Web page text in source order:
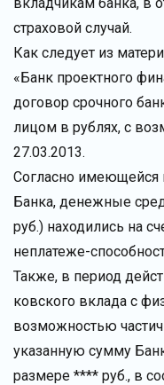
страховой случай.
Как следует из
«Банк проектного
договор срочного
лицом в рублях, с
27.03.2013.
Согласно имеющейся
Банка, денежные
руб.) находились на
неплатеже-
Также, в период
ковского вклада с
возможностью
указанную сумму
размере **** руб., в